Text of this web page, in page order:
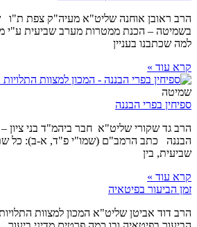
הרב ראובן אוחנה שליט"א מעיה"ק צפת ת"ו
בשמיטה – הכנת ממטרות מערב שביעית
למה שכתבנו בעניין
קרא עוד »
שמיטה
ספיחין בפרי הבננה
הרב גד שקורי שליט"א חבר ביהמ"ד בני ציון –
הבננה כתב הרמב"ם (שמו"י פ"ד, א-ב): כל
שביעית, בין
קרא עוד »
זמן הביעור בפיטאיה
הרב דוד אביטן שליט"א המכון למצוות